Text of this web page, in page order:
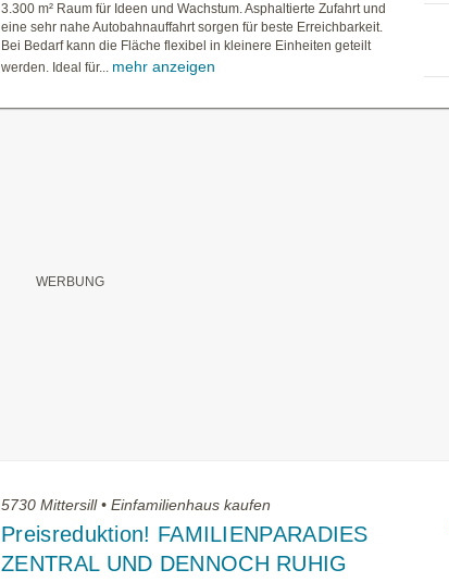
3.300 m² Raum für Ideen und Wachstum. Asphaltierte Zufahrt und
eine sehr nahe Autobahnauffahrt sorgen für beste Erreichbarkeit.
Bei Bedarf kann die Fläche flexibel in kleinere Einheiten geteilt
werden. Ideal für... mehr anzeigen
5730 Mittersill • Einfamilienhaus kaufen
Preisreduktion! FAMILIENPARADIES
ZENTRAL UND DENNOCH RUHIG